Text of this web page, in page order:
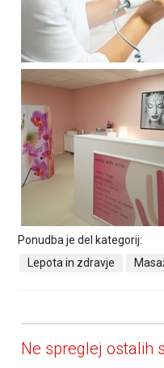
Ponudba je del kategorij:
Lepota in zdravje
Ne spreglej ostalih